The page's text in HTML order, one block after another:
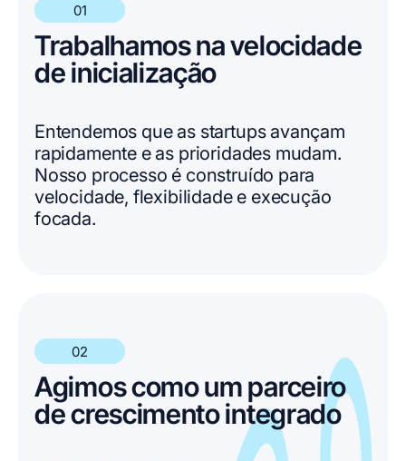
01
Trabalhamos na velocidade
de inicialização
Entendemos que as startups avançam
rapidamente e as prioridades mudam.
Nosso processo é construído para
velocidade, flexibilidade e execução
focada.
02
Agimos como um parceiro
de crescimento integrado